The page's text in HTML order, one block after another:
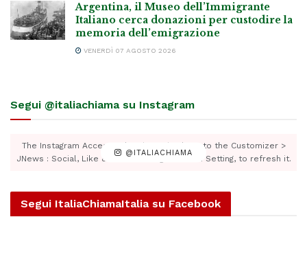
Argentina, il Museo dell’Immigrante
Italiano cerca donazioni per custodire la
memoria dell’emigrazione
VENERDÌ 07 AGOSTO 2026
Segui @italiachiama su Instagram
@ITALIACHIAMA
The Instagram Access Token is expired, Go to the Customizer >
JNews : Social, Like & View > Instagram Feed Setting, to refresh it.
Segui ItaliaChiamaItalia su Facebook